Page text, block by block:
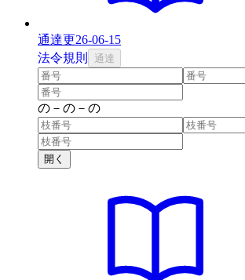
通達更26-06-15
法令規則 通達
の － の － の
開く